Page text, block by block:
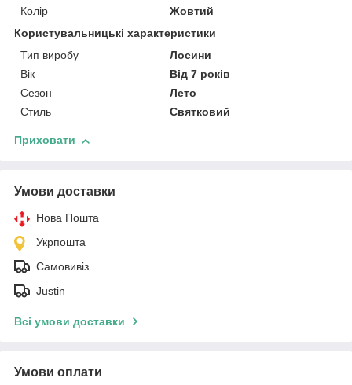
Колір
Жовтий
Користувальницькі характеристики
Тип виробу
Лосини
Вік
Від 7 років
Сезон
Лето
Стиль
Святковий
Приховати
Умови доставки
Нова Пошта
Укрпошта
Самовивіз
Justin
Всі умови доставки
Умови оплати